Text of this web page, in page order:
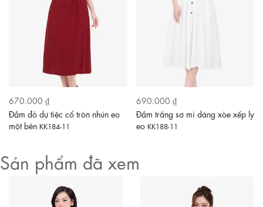
670.000 ₫
Đầm đỏ dự tiệc cổ tròn nhún eo
một bên KK184-11
690.000 ₫
Đầm trắng sơ mi dáng xòe xếp ly
eo KK188-11
Sản phẩm đã xem